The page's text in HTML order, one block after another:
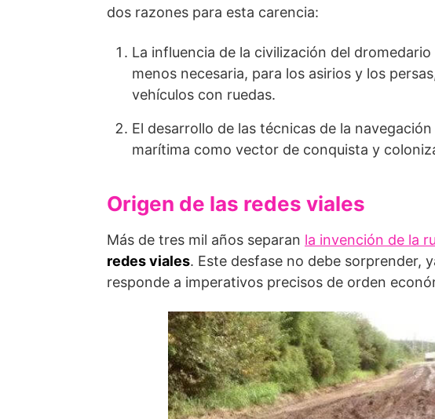
dos razones para esta carencia:
La influencia de la civilización del
menos necesaria, para los asirios y los
vehículos con ruedas.
El desarrollo de las técnicas de la
marítima como vector de conquista y
Origen de las redes viales
Más de tres mil años separan la invención de la
redes viales. Este desfase no debe sorprender,
responde a imperativos precisos de orden